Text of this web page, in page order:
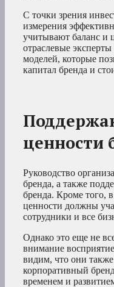
С точки зрения
измерения
учитывают баланс и
отраслевые
моделей, которые
капитал бренда и
ценности
Руководство
бренда, а также
бренда. Кроме того,
ценности должны
сотрудники и все
Однако это еще не
внимание
видим, что они
корпоративный
временем и